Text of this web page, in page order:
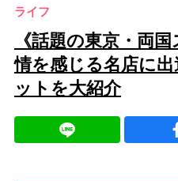
ライフ
《話題の東京・両
情を感じる名店に
ットを大紹介